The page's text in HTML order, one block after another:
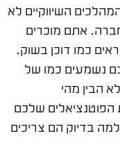
השיווקיים לא
אתם מוכרים
כמו דוכן בשוק.
נשמעים כמו של
הבין מהי
שלכם
בדיוק הם צריכים